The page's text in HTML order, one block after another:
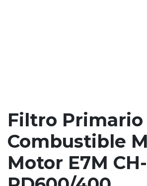
Filtro Primario
Combustible
Motor E7M